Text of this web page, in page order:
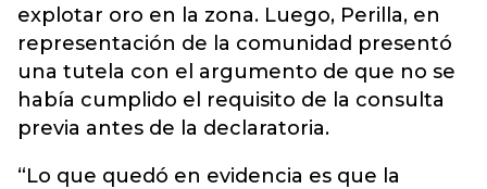
explotar oro en la zona. Luego, Perilla, en
representación de la comunidad presentó
una tutela con el argumento de que no se
había cumplido el requisito de la consulta
previa antes de la declaratoria.
“Lo que quedó en evidencia es que la